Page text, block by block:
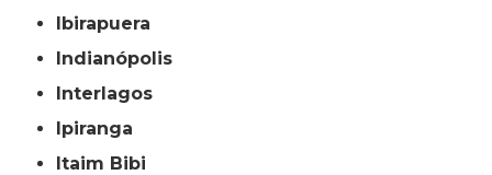
Ibirapuera
Indianópolis
Interlagos
Ipiranga
Itaim Bibi